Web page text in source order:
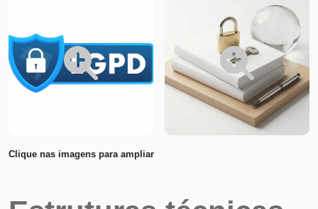
Clique nas imagens para ampliar